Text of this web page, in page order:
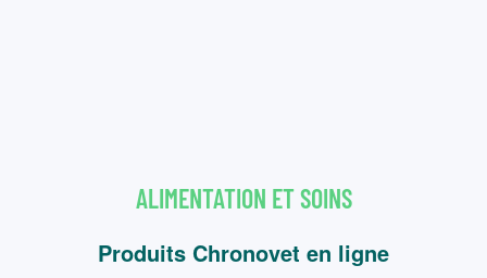
ALIMENTATION ET SOINS
Produits Chronovet en ligne